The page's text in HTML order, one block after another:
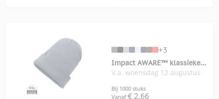
+3
Impact AWARE™ klassieke
omslagbeanie
V.a. woensdag 12 augustus
Bij 1000 stuks
Vanaf € 2,66